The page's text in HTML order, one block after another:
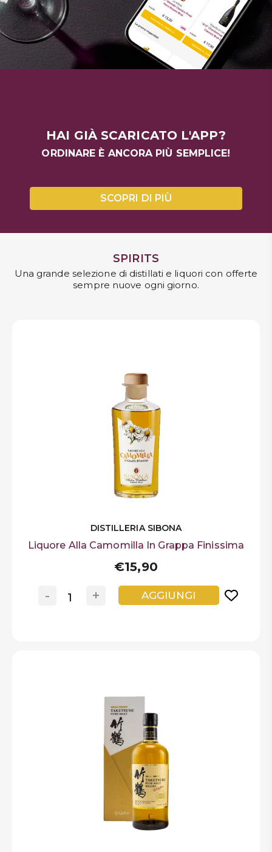
HAI GIÀ SCARICATO L'APP?
ORDINARE È ANCORA PIÙ SEMPLICE!
SCOPRI DI PIÙ
SPIRITS
Una grande selezione di distillati e liquori con offerte
sempre nuove ogni giorno.
DISTILLERIA SIBONA
Liquore Alla Camomilla In Grappa Finissima
€15,90
+
- AGGIUNGI